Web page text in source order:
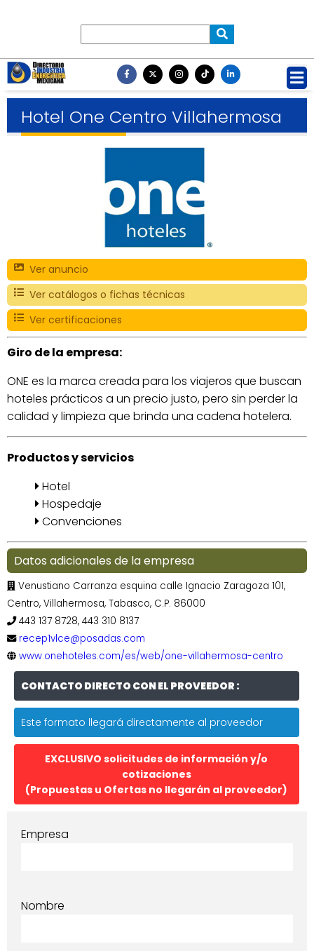
Hotel One Centro Villahermosa
Ver anuncio
Ver catálogos o fichas técnicas
Ver certificaciones
Giro de la empresa:
ONE es la marca creada para los viajeros que buscan
hoteles prácticos a un precio justo, pero sin perder la
calidad y limpieza que brinda una cadena hotelera.
Productos y servicios
Hotel
Hospedaje
Convenciones
Datos adicionales de la empresa
Venustiano Carranza esquina calle Ignacio Zaragoza 101,
Centro, Villahermosa, Tabasco, C.P. 86000
443 137 8728, 443 310 8137
recep1vlce@posadas.com
www.onehoteles.com/es/web/one-villahermosa-centro
CONTACTO DIRECTO CON EL PROVEEDOR :
Este formato llegará directamente al proveedor
EXCLUSIVO solicitudes de información y/o
cotizaciones
(Propuestas u Ofertas no llegarán al proveedor)
Empresa
Nombre